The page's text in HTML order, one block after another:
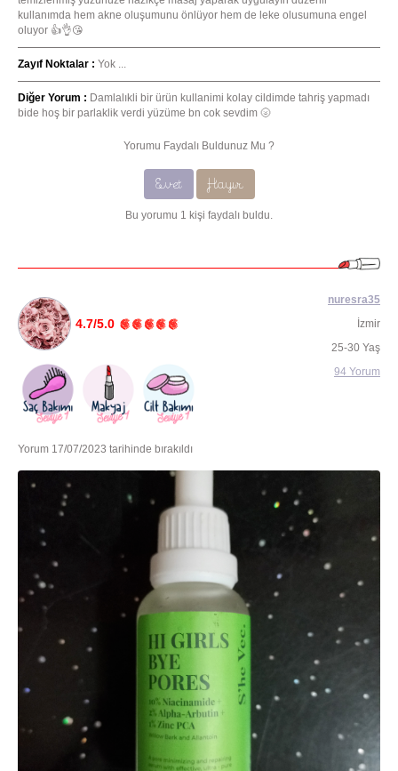
kullanımda hem akne oluşumunu önlüyor hem de leke olusumuna engel
oluyor 👍👌😘
Zayıf Noktalar : Yok ...
Diğer Yorum : Damlalıkli bir ürün kullanimi kolay cildimde tahriş yapmadı
bide hoş bir parlaklik verdi yüzüme bn cok sevdim 🌝
Yorumu Faydalı Buldunuz Mu ?
Evet Hayır
Bu yorumu 1 kişi faydalı buldu.
4.7/5.0
Yorum 17/07/2023 tarihinde bırakıldı
nuresra35
İzmir
25-30 Yaş
94 Yorum